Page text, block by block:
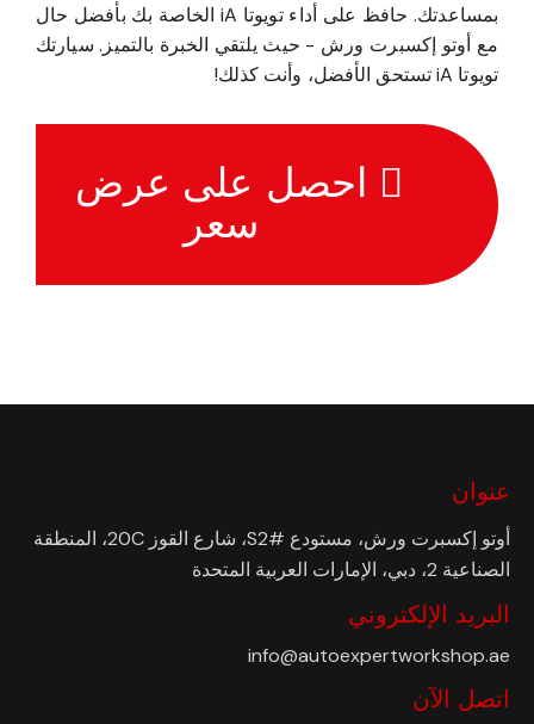
بمساعدتك. حافظ على أداء تويوتا iA الخاصة بك بأفضل حال
مع أوتو إكسبرت ورش - حيث يلتقي الخبرة بالتميز. سيارتك
تويوتا iA تستحق الأفضل، وأنت كذلك!
احصل على عرض
سعر
عنوان
أوتو إكسبرت ورش، مستودع #S2، شارع القوز 20C، المنطقة
الصناعية 2، دبي، الإمارات العربية المتحدة
البريد الإلكتروني
info@autoexpertworkshop.ae
اتصل الآن